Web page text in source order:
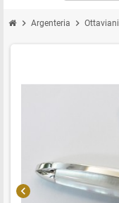
chevron_right Argenteria chevron_right Ottaviani
chevron_left